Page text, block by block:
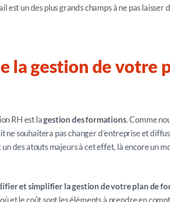
est un des plus grands champs à ne pas laisser
la gestion de votre
RH est lagestion des formations. Comme
ne souhaitera pas changer d’entreprise et
des atouts majeurs à cet effet, là encore un
et simplifier la gestion de votre plan de
et le coût sont les éléments à prendre en